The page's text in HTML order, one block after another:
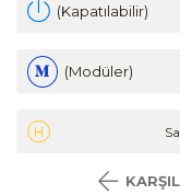
(Kapatılabilir)
(Modüler)